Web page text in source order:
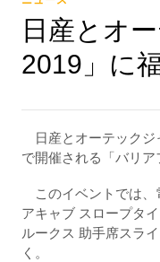
日産とオ
2019」に
日産とオーテックジ
で開催される「バリア
このイベントでは、
アキャブ スロープタ
ルークス 助手席スラ
く。